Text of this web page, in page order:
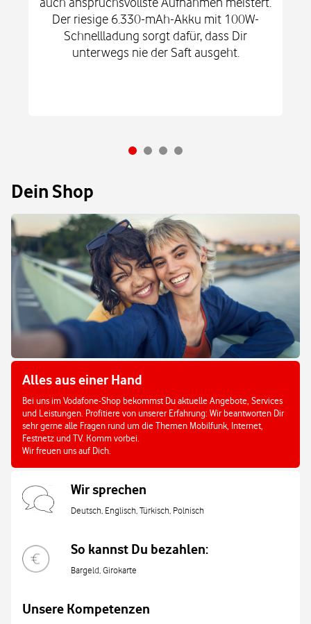
Der riesige 6.330-mAh-Akku mit 100W-
Schnellladung sorgt dafür, dass Dir
unterwegs nie der Saft ausgeht.
Dein Shop
Alles aus einer Hand
Bei uns im Vodafone-Shop bekommst Du aktuelle Angebote, Services
und Leistungen. Profitiere von unserer Erfahrung: Wir beantworten Dir
sehr gerne alle Fragen rund um die Themen Mobilfunk, Internet,
Festnetz und TV. Komm vorbei.
Wir freuen uns auf Dich.
Wir sprechen
Deutsch, Englisch, Türkisch, Polnisch
So kannst Du bezahlen:
Bargeld, Girokarte
Unsere Kompetenzen